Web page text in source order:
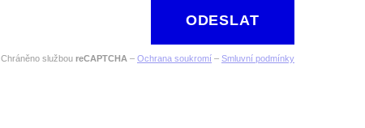
ODESLAT
Chráněno službou reCAPTCHA – Ochrana soukromí – Smluvní podmínky